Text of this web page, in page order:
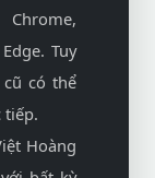
Tuy
có thể
tiếp.
Hoàng